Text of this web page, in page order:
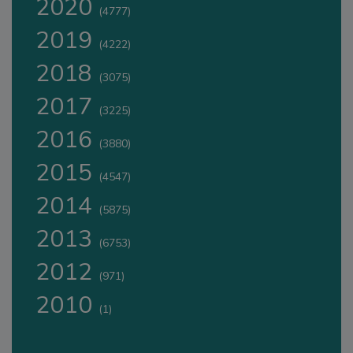
2020 (4777)
2019 (4222)
2018 (3075)
2017 (3225)
2016 (3880)
2015 (4547)
2014 (5875)
2013 (6753)
2012 (971)
2010 (1)